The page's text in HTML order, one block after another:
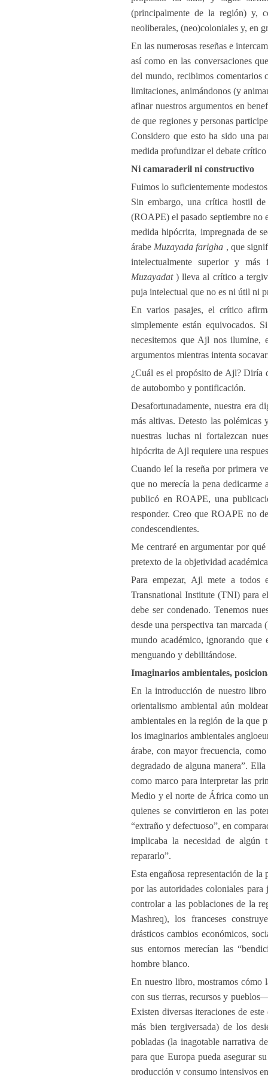
(principalmente de la región) y,
neoliberales, (neo)coloniales y, en
En las numerosas reseñas e
así como en las conversaciones
del mundo, recibimos comentarios
limitaciones, animándonos (y
afinar nuestros argumentos en
de que regiones y personas
Considero que esto ha sido una
medida profundizar el debate
Ni camaraderil ni constructivo
Fuimos lo suficientemente
Sin embargo, una crítica hostil
(ROAPE) el pasado septiembre no
medida hipócrita, impregnada de
árabe Muzayada farigha , que
intelectualmente superior y
Muzayadat) lleva al crítico a
puja intelectual que no es ni útil ni
En varios pasajes, el crítico
simplemente están equivocados.
necesitemos que Ajl nos ilumine,
argumentos mientras intenta
¿Cuál es el propósito de Ajl? Diría
de autobombo y pontificación.
Desafortunadamente, nuestra era
más altivas. Detesto las
nuestras luchas ni fortalezcan
hipócrita de Ajl requiere una
Cuando leí la reseña por primera
que no merecía la pena dedicarme
publicó en ROAPE, una
responder. Creo que ROAPE no
condescendientes.
Me centraré en argumentar por
pretexto de la objetividad
Para empezar, Ajl mete a todos
Transnational Institute (TNI) para
debe ser condenado. Tenemos
desde una perspectiva tan
mundo académico, ignorando que
menguando y debilitándose.
Imaginarios ambientales,
En la introducción de nuestro
orientalismo ambiental aún
ambientales en la región de la que
los imaginarios ambientales
árabe, con mayor frecuencia,
degradado de alguna manera”.
como marco para interpretar las
Medio y el norte de África como
quienes se convirtieron en las
“extraño y defectuoso”, en
implicaba la necesidad de algún
repararlo”.
Esta engañosa representación de
por las autoridades coloniales
controlar a las poblaciones de la
Mashreq), los franceses
drásticos cambios económicos,
sus entornos merecían las
hombre blanco.
En nuestro libro, mostramos cómo
con sus tierras, recursos y
Existen diversas iteraciones de
más bien tergiversada) de los
pobladas (la inagotable narrativa
para que Europa pueda asegurar
producción y consumo intensivos